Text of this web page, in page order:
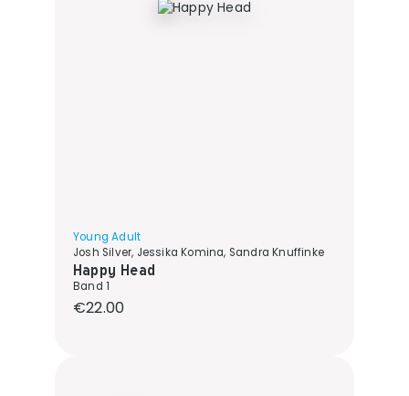
Young Adult
Josh Silver, Jessika Komina, Sandra Knuffinke
Happy Head
Band 1
Regular price:
€22.00